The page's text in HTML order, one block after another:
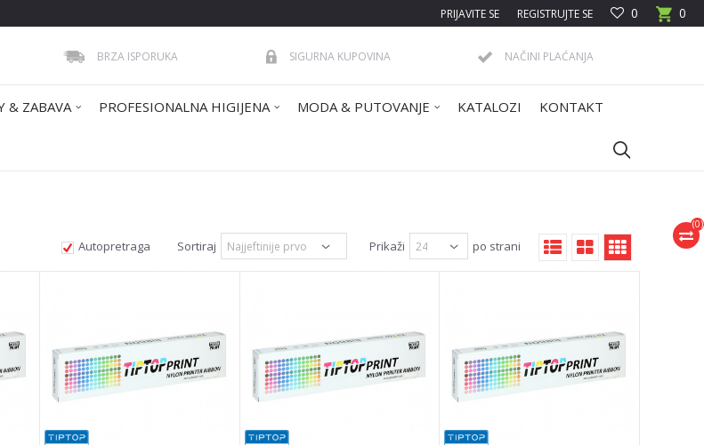
0
0
PRIJAVITE SE REGISTRUJTE SE
BRZA ISPORUKA SIGURNA KUPOVINA NAČINI PLAĆANJA
& ZABAVA PROFESIONALNA HIGIJENA MODA & PUTOVANJE KATALOZI KONTAKT
(0)
Autopretraga Sortiraj Prikaži po strani